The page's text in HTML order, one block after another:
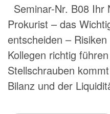
Seminar-Nr. B08 Ihr
Prokurist – das
entscheiden –
Kollegen richtig
Stellschrauben
Bilanz und der